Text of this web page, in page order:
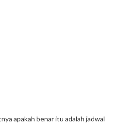
apakah benar itu adalah jadwal